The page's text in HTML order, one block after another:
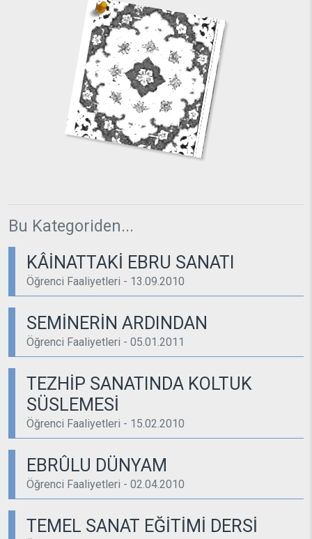
Bu Kategoriden...
KÂİNATTAKİ EBRU SANATI
Öğrenci Faaliyetleri - 13.09.2010
SEMİNERİN ARDINDAN
Öğrenci Faaliyetleri - 05.01.2011
TEZHİP SANATINDA KOLTUK
SÜSLEMESİ
Öğrenci Faaliyetleri - 15.02.2010
EBRÛLU DÜNYAM
Öğrenci Faaliyetleri - 02.04.2010
TEMEL SANAT EĞİTİMİ DERSİ